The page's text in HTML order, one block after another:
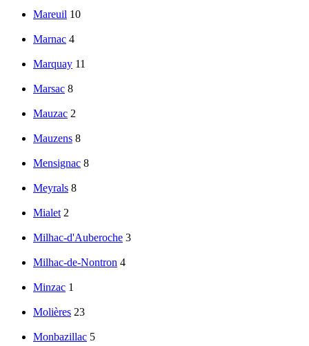
Mareuil 10
Marnac 4
Marquay 11
Marsac 8
Mauzac 2
Mauzens 8
Mensignac 8
Meyrals 8
Mialet 2
Milhac-d'Auberoche 3
Milhac-de-Nontron 4
Minzac 1
Molières 23
Monbazillac 5